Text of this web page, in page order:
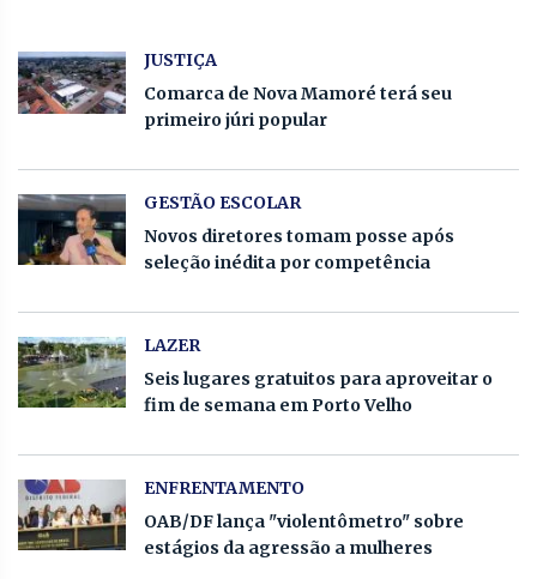
JUSTIÇA
Comarca de Nova Mamoré terá seu
primeiro júri popular
GESTÃO ESCOLAR
Novos diretores tomam posse após
seleção inédita por competência
LAZER
Seis lugares gratuitos para aproveitar o
fim de semana em Porto Velho
ENFRENTAMENTO
OAB/DF lança "violentômetro" sobre
estágios da agressão a mulheres